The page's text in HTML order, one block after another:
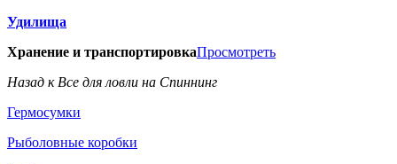
Удилища
Хранение и транспортировкаПросмотреть
Назад к Все для ловли на Спиннинг
Гермосумки
Рыболовные коробки